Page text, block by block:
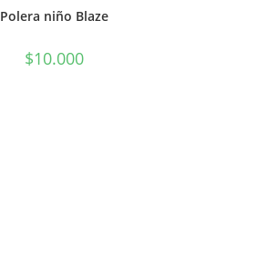
Polera niño Blaze
$10.000